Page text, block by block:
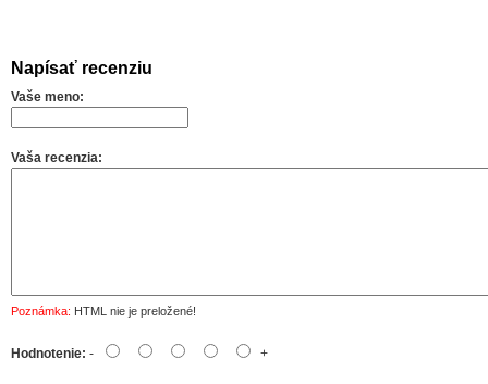
Napísať recenziu
Vaše meno:
Vaša recenzia:
Poznámka: HTML nie je preložené!
Hodnotenie: - +